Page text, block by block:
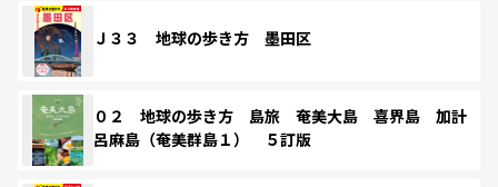
Ｊ３３ 地球の歩き方 墨田区
０２ 地球の歩き方 島旅 奄美大島 喜界島 加計
呂麻島（奄美群島１） ５訂版